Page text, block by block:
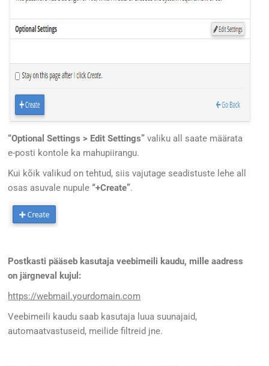
“Optional Settings > Edit Settings” valiku all saate määrata
e-posti kontole ka mahupiirangu.
Kui kõik valikud on tehtud, siis vajutage seadistuste lehe all
osas asuvale nupule“+Create”.
Postkasti pääseb kasutaja veebimeili kaudu, mille aadress
on järgneval kujul:
https://webmail.yourdomain.com
Veebimeili kaudu saab kasutaja luua suunajaid,
automaatvastuseid, meilide filtreid jne.